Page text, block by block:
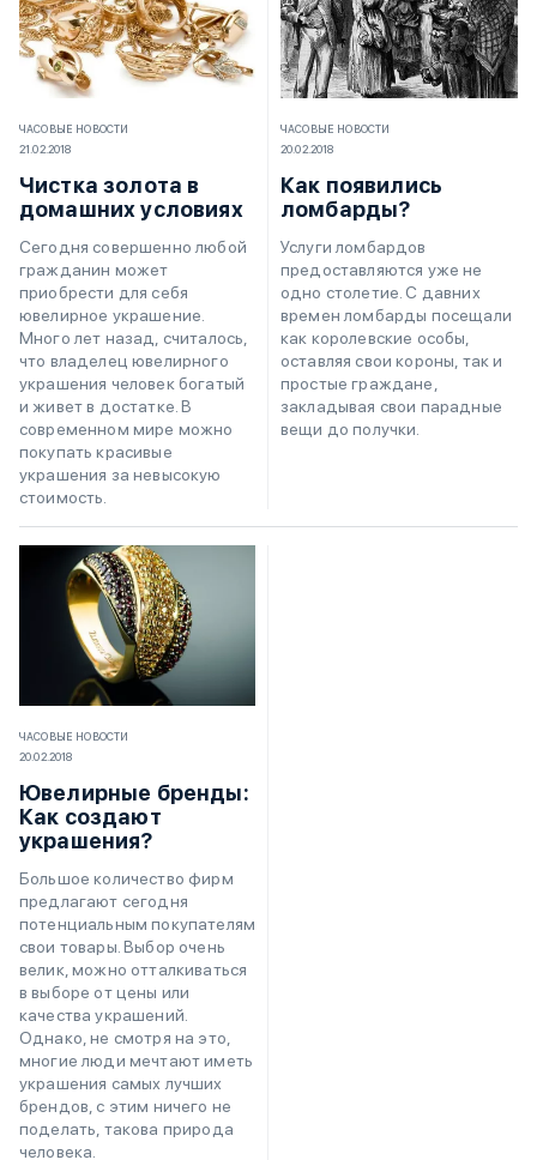
ЧАСОВЫЕ НОВОСТИ
21.02.2018
Чистка золота в
домашних условиях
Сегодня совершенно любой
гражданин может
приобрести для себя
ювелирное украшение.
Много лет назад, считалось,
что владелец ювелирного
украшения человек богатый
и живет в достатке. В
современном мире можно
покупать красивые
украшения за невысокую
стоимость.
ЧАСОВЫЕ НОВОСТИ
20.02.2018
Как появились
ломбарды?
Услуги ломбардов
предоставляются уже не
одно столетие. С давних
времен ломбарды посещали
как королевские особы,
оставляя свои короны, так и
простые граждане,
закладывая свои парадные
вещи до получки.
ЧАСОВЫЕ НОВОСТИ
20.02.2018
Ювелирные бренды:
Как создают
украшения?
Большое количество фирм
предлагают сегодня
потенциальным покупателям
свои товары. Выбор очень
велик, можно отталкиваться
в выборе от цены или
качества украшений.
Однако, не смотря на это,
многие люди мечтают иметь
украшения самых лучших
брендов, с этим ничего не
поделать, такова природа
человека.